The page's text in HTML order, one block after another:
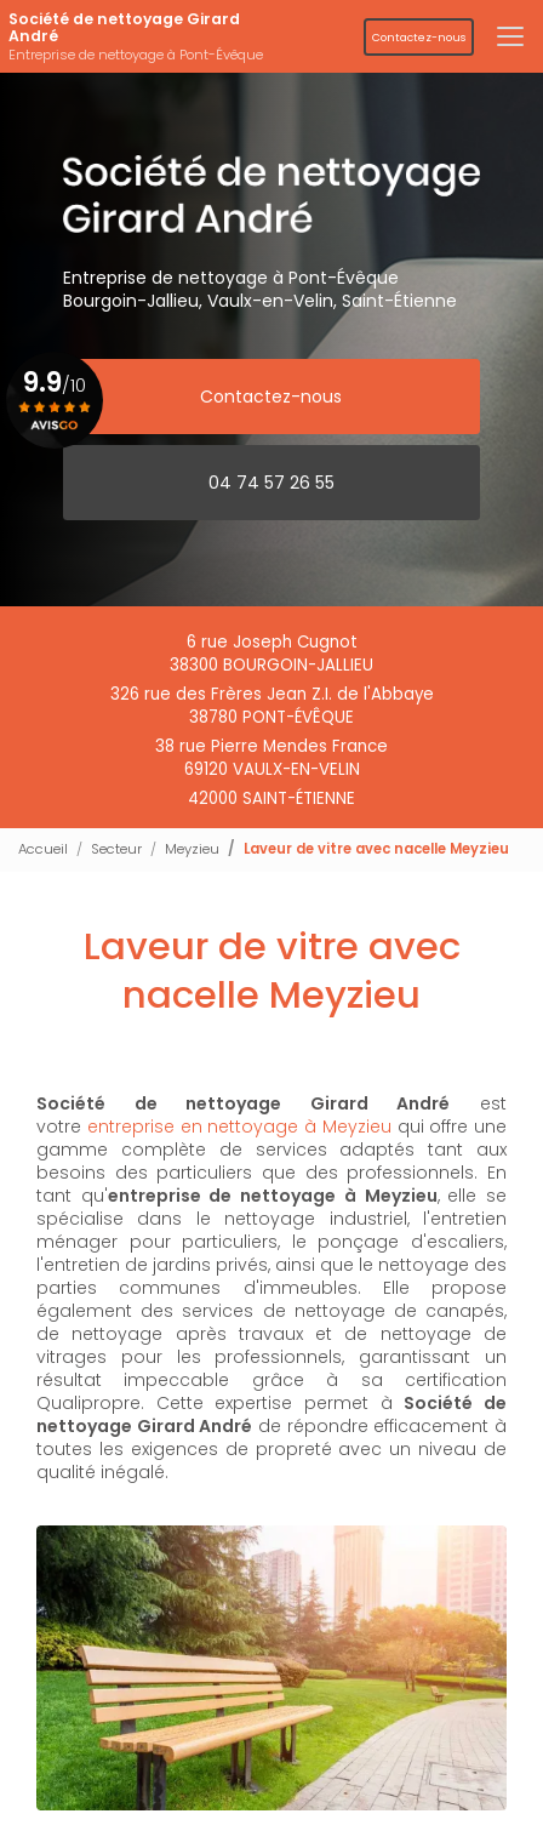
Aller
au
contenu
principal
Société de nettoyage Girard
André
Entreprise de nettoyage à Pont-Évêque
Contactez-nous
Entreprise de nettoyage à Pont-Évêque
Bourgoin-Jallieu, Vaulx-en-Velin, Saint-Étienne
Contactez-nous
04 74 57 26 55
6 rue Joseph Cugnot
38300 BOURGOIN-JALLIEU
326 rue des Frères Jean Z.I. de l'Abbaye
38780 PONT-ÉVÊQUE
38 rue Pierre Mendes France
69120 VAULX-EN-VELIN
42000 SAINT-ÉTIENNE
9.9/10
Accueil Secteur Meyzieu Laveur de vitre avec nacelle Meyzieu
Laveur de vitre avec
nacelle Meyzieu
Société de nettoyage Girard André est
votre entreprise en nettoyage à Meyzieu qui offre une
gamme complète de services adaptés tant aux
besoins des particuliers que des professionnels. En
tant qu'entreprise de nettoyage à Meyzieu, elle se
spécialise dans le nettoyage industriel, l'entretien
ménager pour particuliers, le ponçage d'escaliers,
l'entretien de jardins privés, ainsi que le nettoyage des
parties communes d'immeubles. Elle propose
également des services de nettoyage de canapés,
de nettoyage après travaux et de nettoyage de
vitrages pour les professionnels, garantissant un
résultat impeccable grâce à sa certification
Qualipropre. Cette expertise permet à Société de
nettoyage Girard André de répondre efficacement à
toutes les exigences de propreté avec un niveau de
qualité inégalé.